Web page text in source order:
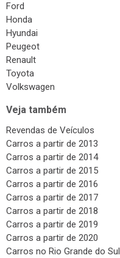
Ford
Honda
Hyundai
Peugeot
Renault
Toyota
Volkswagen
Veja também
Revendas de Veículos
Carros a partir de 2013
Carros a partir de 2014
Carros a partir de 2015
Carros a partir de 2016
Carros a partir de 2017
Carros a partir de 2018
Carros a partir de 2019
Carros a partir de 2020
Carros no Rio Grande do Sul